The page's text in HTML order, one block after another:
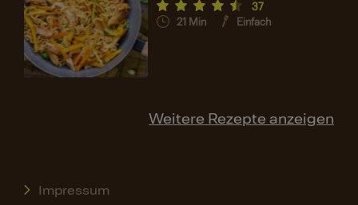
37
21 Min Einfach
Weitere Rezepte anzeigen
Impressum